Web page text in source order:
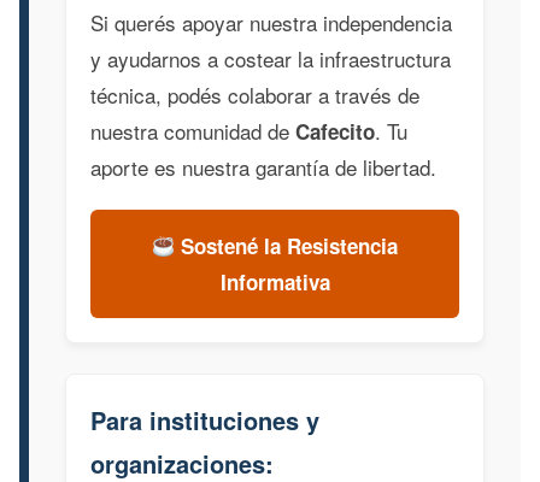
Si querés apoyar nuestra independencia
y ayudarnos a costear la infraestructura
técnica, podés colaborar a través de
nuestra comunidad de Cafecito. Tu
aporte es nuestra garantía de libertad.
Sostené la Resistencia
Informativa
Para instituciones y
organizaciones: